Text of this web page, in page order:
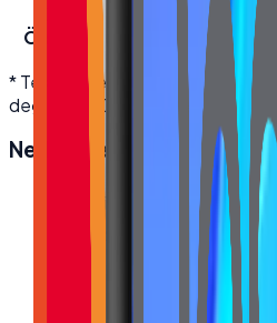
Ölçüleri
En 22.5 cm · Boy
Ağırlık 6.9 kg
* Teknik özellikler üretici
değişebilir. Detaylı bilgi için bize
Neden Desmak
Orijinal, garantili ürün
Hızlı ve güvenli kargo
Satış öncesi/sonrası
Kurumsal fatura · bayi